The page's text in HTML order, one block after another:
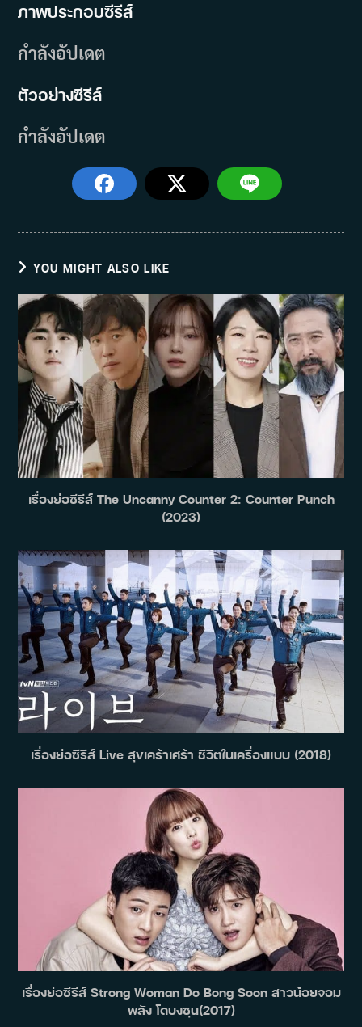
ภาพประกอบซีรีส์
กำลังอัปเดต
ตัวอย่างซีรีส์
กำลังอัปเดต
YOU MIGHT ALSO LIKE
เรื่องย่อซีรีส์ The Uncanny Counter 2: Counter Punch
(2023)
เรื่องย่อซีรีส์ Live สุขเคร้าเศร้า ชีวิตในเครื่องแบบ (2018)
เรื่องย่อซีรีส์ Strong Woman Do Bong Soon สาวน้อยจอม
พลัง โดบงซุน(2017)